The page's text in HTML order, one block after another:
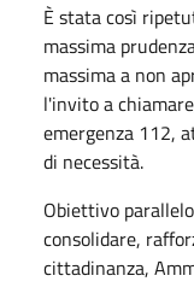
È stata così
massima
massima a non
l'invito a
emergenza 112,
di necessità.
Obiettivo
consolidare,
cittadinanza,